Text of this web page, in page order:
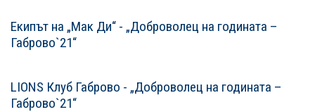
Екипът на „Мак Ди“ - „Доброволец на годината –
Габрово`21“
LIONS Клуб Габрово - „Доброволец на годината –
Габрово`21“